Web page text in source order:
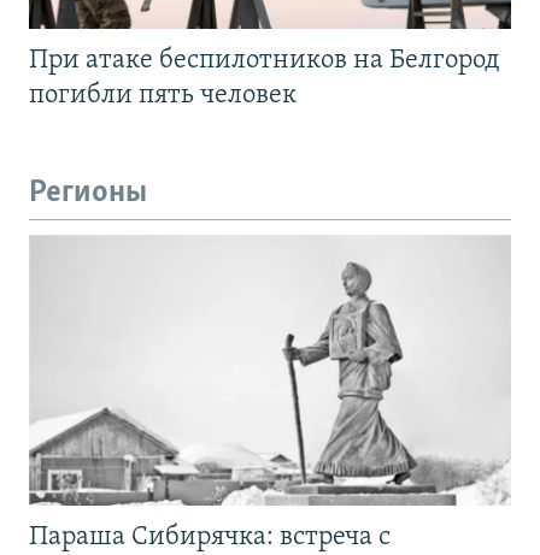
При атаке беспилотников на Белгород
погибли пять человек
Регионы
Параша Сибирячка: встреча с